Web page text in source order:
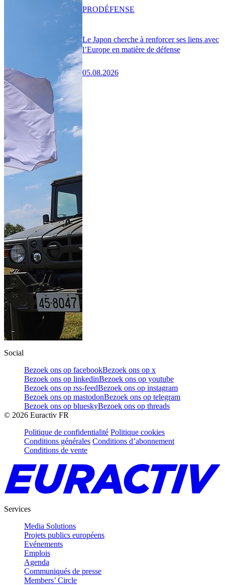
Le Japon cherche à renforcer ses liens avec
l’Europe en matière de défense
05.08.2026
PRODÉFENSE
Social
Bezoek ons op facebookBezoek ons op x
Bezoek ons op linkedinBezoek ons op youtube
Bezoek ons op rss-feedBezoek ons op instagram
Bezoek ons op mastodonBezoek ons op telegram
Bezoek ons op blueskyBezoek ons op threads
© 2026 Euractiv FR
Politique de confidentialité Politique cookies
Conditions générales Conditions d’abonnement
Conditions de vente
Services
Media Solutions
Projets publics européens
Evénements
Emplois
Agenda
Communiqués de presse
Members’ Circle